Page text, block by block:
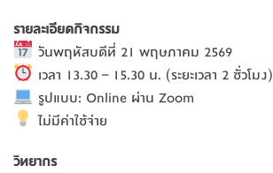
รายละเอียดกิจกรรม
วันพฤหัสบดีที่ 21 พฤษภาคม 2569
เวลา 13.30 – 15.30 น. (ระยะเวลา 2 ชั่วโมง)
รูปแบบ: Online ผ่าน Zoom
ไม่มีค่าใช้จ่าย
วิทยากร